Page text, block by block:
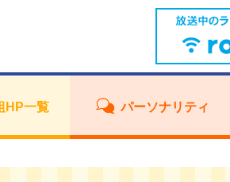
HP一覧 パーソナリティ